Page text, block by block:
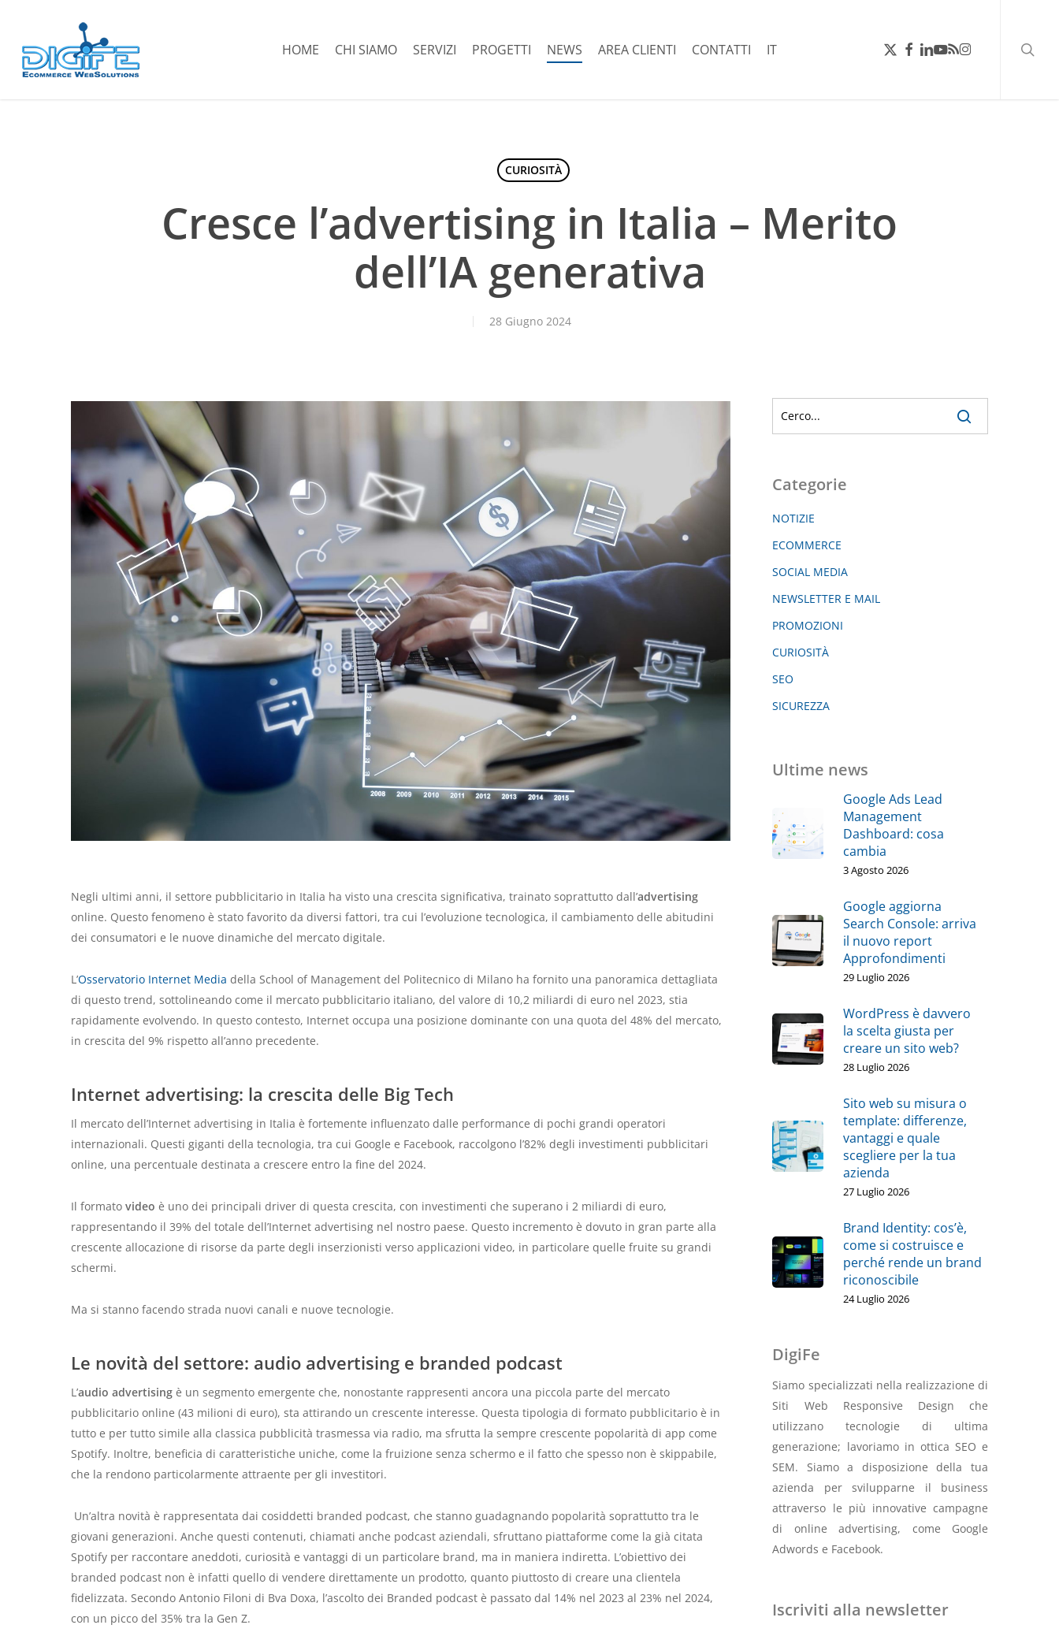
contenuto
principale
HOME CHI SIAMO SERVIZI PROGETTI NEWS AREA CLIENTI CONTATTI IT X-
TWITTER
FACEBOOK
LINKEDIN
YOUTUBE
RSSINSTAGRAM
CURIOSITÀ
Cresce l’advertising in Italia – Merito
dell’IA generativa
28 Giugno 2024
Negli ultimi anni, il settore pubblicitario in Italia ha visto una crescita significativa, trainato soprattutto dall’advertising
online. Questo fenomeno è stato favorito da diversi fattori, tra cui l’evoluzione tecnologica, il cambiamento delle abitudini
dei consumatori e le nuove dinamiche del mercato digitale.
L’Osservatorio Internet Media della School of Management del Politecnico di Milano ha fornito una panoramica dettagliata
di questo trend, sottolineando come il mercato pubblicitario italiano, del valore di 10,2 miliardi di euro nel 2023, stia
rapidamente evolvendo. In questo contesto, Internet occupa una posizione dominante con una quota del 48% del mercato,
in crescita del 9% rispetto all’anno precedente.
Internet advertising: la crescita delle Big Tech
Il mercato dell’Internet advertising in Italia è fortemente influenzato dalle performance di pochi grandi operatori
internazionali. Questi giganti della tecnologia, tra cui Google e Facebook, raccolgono l’82% degli investimenti pubblicitari
online, una percentuale destinata a crescere entro la fine del 2024.
Il formato video è uno dei principali driver di questa crescita, con investimenti che superano i 2 miliardi di euro,
rappresentando il 39% del totale dell’Internet advertising nel nostro paese. Questo incremento è dovuto in gran parte alla
crescente allocazione di risorse da parte degli inserzionisti verso applicazioni video, in particolare quelle fruite su grandi
schermi.
Ma si stanno facendo strada nuovi canali e nuove tecnologie.
Le novità del settore: audio advertising e branded podcast
L’audio advertising è un segmento emergente che, nonostante rappresenti ancora una piccola parte del mercato
pubblicitario online (43 milioni di euro), sta attirando un crescente interesse. Questa tipologia di formato pubblicitario è in
tutto e per tutto simile alla classica pubblicità trasmessa via radio, ma sfrutta la sempre crescente popolarità di app come
Spotify. Inoltre, beneficia di caratteristiche uniche, come la fruizione senza schermo e il fatto che spesso non è skippabile,
che la rendono particolarmente attraente per gli investitori.
Un’altra novità è rappresentata dai cosiddetti branded podcast, che stanno guadagnando popolarità soprattutto tra le
giovani generazioni. Anche questi contenuti, chiamati anche podcast aziendali, sfruttano piattaforme come la già citata
Spotify per raccontare aneddoti, curiosità e vantaggi di un particolare brand, ma in maniera indiretta. L’obiettivo dei
branded podcast non è infatti quello di vendere direttamente un prodotto, quanto piuttosto di creare una clientela
fidelizzata. Secondo Antonio Filoni di Bva Doxa, l’ascolto dei Branded podcast è passato dal 14% nel 2023 al 23% nel 2024,
con un picco del 35% tra la Gen Z.
Categorie
NOTIZIE
ECOMMERCE
SOCIAL MEDIA
NEWSLETTER E MAIL
PROMOZIONI
CURIOSITÀ
SEO
SICUREZZA
Ultime news
Google Ads Lead
Management
Dashboard: cosa
cambia
3 Agosto 2026
Google aggiorna
Search Console: arriva
il nuovo report
Approfondimenti
29 Luglio 2026
WordPress è davvero
la scelta giusta per
creare un sito web?
28 Luglio 2026
Sito web su misura o
template: differenze,
vantaggi e quale
scegliere per la tua
azienda
27 Luglio 2026
Brand Identity: cos’è,
come si costruisce e
perché rende un brand
riconoscibile
24 Luglio 2026
DigiFe
Siamo specializzati nella realizzazione di
Siti Web Responsive Design che
utilizzano tecnologie di ultima
generazione; lavoriamo in ottica SEO e
SEM. Siamo a disposizione della tua
azienda per svilupparne il business
attraverso le più innovative campagne
di online advertising, come Google
Adwords e Facebook.
Iscriviti alla newsletter